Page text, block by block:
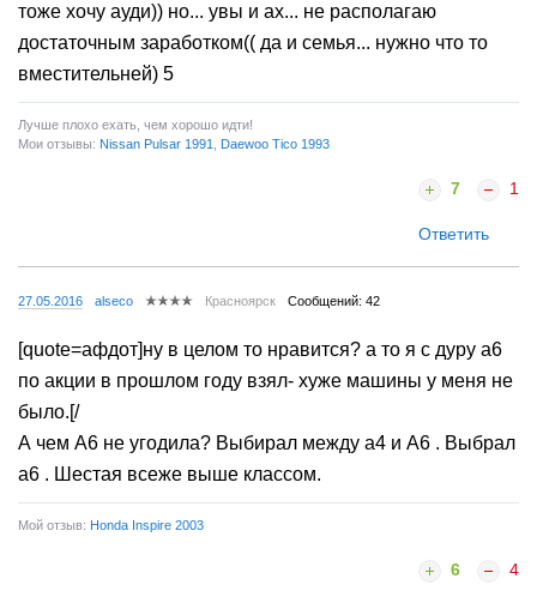
тоже хочу ауди)) но... увы и ах... не располагаю
достаточным заработком(( да и семья... нужно что то
вместительней) 5
Лучше плохо ехать, чем хорошо идти!
Мои отзывы: Nissan Pulsar 1991 Daewoo Tico 1993
7 1
Ответить
27.05.2016 alseco Красноярск Сообщений: 42
[quote=афдот]ну в целом то нравится? а то я с дуру а6
по акции в прошлом году взял- хуже машины у меня не
было.[/
А чем А6 не угодила? Выбирал между а4 и А6 . Выбрал
а6 . Шестая всеже выше классом.
Мой отзыв: Honda Inspire 2003
6 4